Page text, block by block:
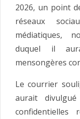
2026, un point
réseaux
médiatiques,
duquel il
mensongères
Le courrier
aurait
confidentielles